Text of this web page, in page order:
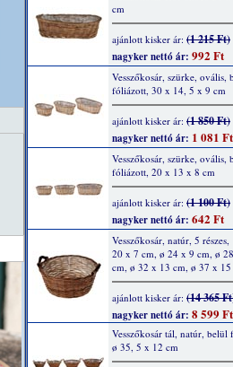
cm
ajánlott kisker ár: (1 215 Ft)
nagyker nettó ár: 992 Ft
Vesszőkosár, szürke, ovális,
fóliázott, 30 x 14, 5 x 9 cm
ajánlott kisker ár: (1 850 Ft)
nagyker nettó ár: 1 081 Ft
Vesszőkosár, szürke, ovális,
fóliázott, 20 x 13 x 8 cm
ajánlott kisker ár: (1 100 Ft)
nagyker nettó ár: 642 Ft
Vesszőkosár, natúr, 5
20 x 7 cm, ø 24 x 9 cm, ø
cm, ø 32 x 13 cm, ø 37 x 15
ajánlott kisker ár: (14 365
nagyker nettó ár: 8 599 Ft
Vesszőkosár tál, natúr, belül
ø 35, 5 x 12 cm